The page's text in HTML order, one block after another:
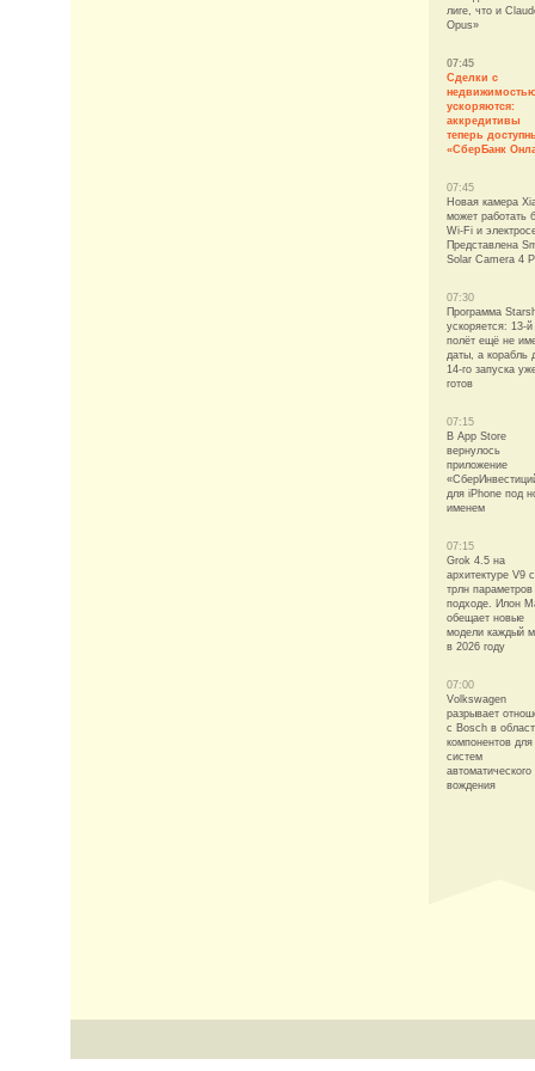
лиге, что и
Opus»
07:45
Сделки с
ускоряются:
аккредитивы
теперь
«СберБанк
07:45
Новая камера
может работать
Wi-Fi и
Представлена
Solar Camera 4
07:30
Программа
ускоряется: 13-й
полёт ещё не
даты, а корабль
14-го запуска
готов
07:15
В App Store
вернулось
приложение
для iPhone под
именем
07:15
Grok 4.5 на
архитектуре V9
трлн параметров
подходе. Илон
обещает новые
модели каждый
в 2026 году
07:00
Volkswagen
разрывает
с Bosch в
компонентов для
систем
автоматического
вождения